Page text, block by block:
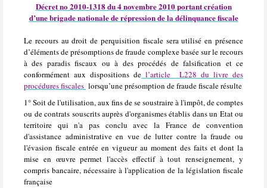
Décret no 2010-1318 du 4 novembre 2010 portant création
d’une brigade nationale de répression de la délinquance fiscale
Le recours au droit de perquisition fiscale sera utilisé en présence
d’éléments de présomptions de fraude complexe basée sur le recours
à des paradis fiscaux ou à des procédés de falsification et ce
conformément aux dispositions de l’article
L228 du livre des
procédures fiscales lorsqu’une présomption de fraude fiscale résulte
1° Soit de l'utilisation, aux fins de se soustraire à l'impôt, de comptes
ou de contrats souscrits auprès d'organismes établis dans un Etat ou
territoire qui n'a pas conclu avec la France de convention
d'assistance administrative en vue de lutter contre la fraude ou
l'évasion fiscale entrée en vigueur au moment des faits et dont la
mise en œuvre permet l'accès effectif à tout renseignement, y
compris bancaire, nécessaire à l'application de la législation fiscale
française